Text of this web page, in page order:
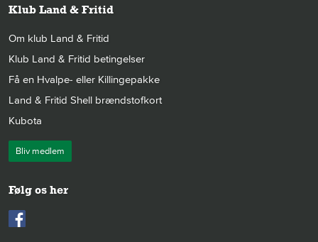
Klub Land & Fritid
Om klub Land & Fritid
Klub Land & Fritid betingelser
Få en Hvalpe- eller Killingepakke
Land & Fritid Shell brændstofkort
Kubota
Bliv medlem
Følg os her